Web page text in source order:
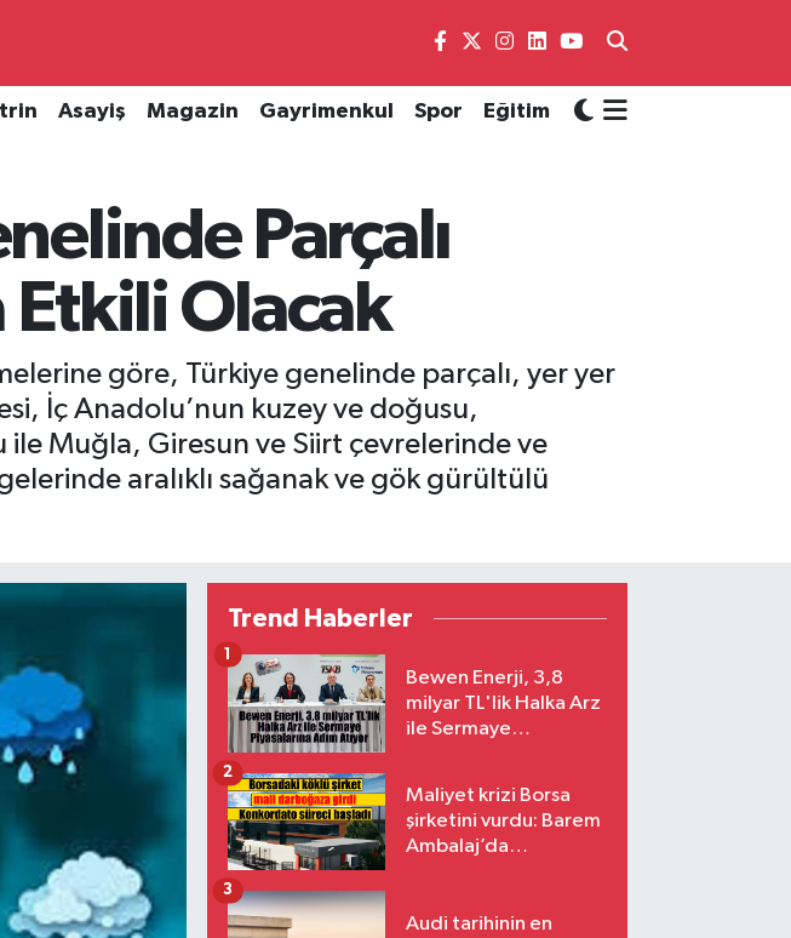
Asayiş Magazin Gayrimenkul Spor Eğitim
Parçalı
Etkili Olacak
göre, Türkiye genelinde parçalı, yer yer
İç Anadolu’nun kuzey ve doğusu,
ile Muğla, Giresun ve Siirt çevrelerinde ve
aralıklı sağanak ve gök gürültülü
Trend Haberler
Bewen Enerji, 3,8
milyar TL'lik Halka Arz
ile Sermaye
1
Maliyet krizi Borsa
şirketini vurdu: Barem
Ambalaj’da
2
Audi tarihinin en
3